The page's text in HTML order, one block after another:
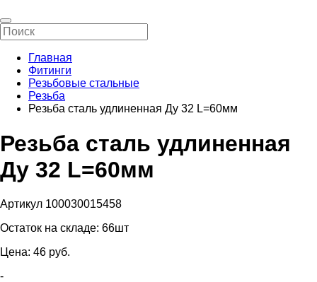
Главная
Фитинги
Резьбовые стальные
Резьба
Резьба сталь удлиненная Ду 32 L=60мм
Резьба сталь удлиненная
Ду 32 L=60мм
Артикул 100030015458
Остаток на складе: 66шт
Цена: 46 pуб.
-